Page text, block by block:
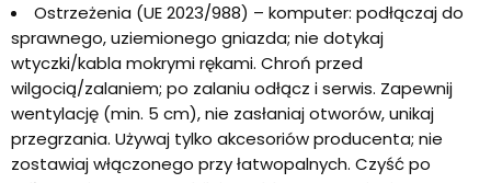
Ostrzeżenia (UE 2023/988) – komputer: podłączaj do
sprawnego, uziemionego gniazda; nie dotykaj
wtyczki/kabla mokrymi rękami. Chroń przed
wilgocią/zalaniem; po zalaniu odłącz i serwis. Zapewnij
wentylację (min. 5 cm), nie zasłaniaj otworów, unikaj
przegrzania. Używaj tylko akcesoriów producenta; nie
zostawiaj włączonego przy łatwopalnych. Czyść po